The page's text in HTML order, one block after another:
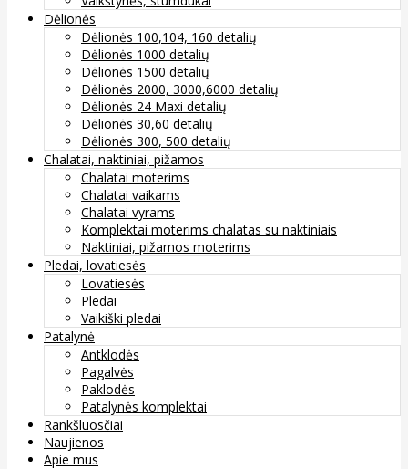
Dėlionės
Dėlionės 100,104, 160 detalių
Dėlionės 1000 detalių
Dėlionės 1500 detalių
Dėlionės 2000, 3000,6000 detalių
Dėlionės 24 Maxi detalių
Dėlionės 30,60 detalių
Dėlionės 300, 500 detalių
Chalatai, naktiniai, pižamos
Chalatai moterims
Chalatai vaikams
Chalatai vyrams
Komplektai moterims chalatas su naktiniais
Naktiniai, pižamos moterims
Pledai, lovatiesės
Lovatiesės
Pledai
Vaikiški pledai
Patalynė
Antklodės
Pagalvės
Paklodės
Patalynės komplektai
Rankšluosčiai
Naujienos
Apie mus